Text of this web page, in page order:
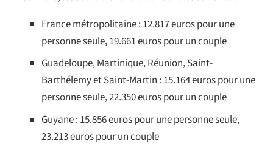
France métropolitaine : 12.817 euros pour une
personne seule, 19.661 euros pour un couple
Guadeloupe, Martinique, Réunion, Saint-
Barthélemy et Saint-Martin : 15.164 euros pour une
personne seule, 22.350 euros pour un couple
Guyane : 15.856 euros pour une personne seule,
23.213 euros pour un couple